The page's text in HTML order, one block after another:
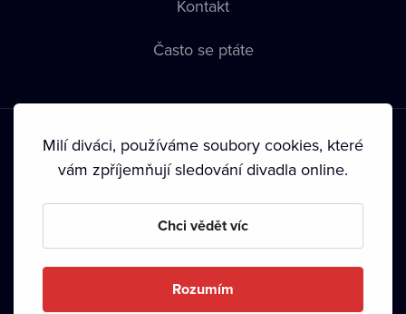
Kontakt
Často se ptáte
Podmínky používání • Ochrana soukromí • Zásady používání
• Autorská práva•
Milí diváci, používáme soubory cookies, které
vám zpříjemňují sledování divadla online.
Chci vědět víc
Rozumím